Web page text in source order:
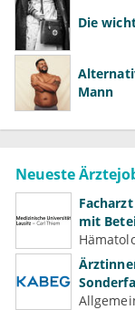
Die
Mann
Neueste
mit